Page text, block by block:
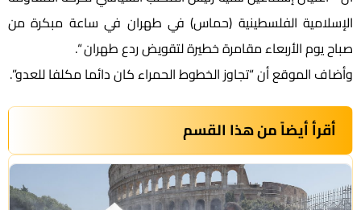
الإسلامية الفلسطينية (حماس) في طهران في ساعة مبكرة من
صباح يوم الأربعاء مقامرة خطيرة لتقويض ردع طهران “.
وأضاف الموقع أن “تجاوز الخطوط الحمراء كان دائما مكلفا للعدو”.
أقرأ أيضاً من هذا القسم